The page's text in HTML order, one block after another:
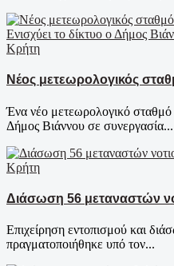
Κρήτη
Νέος μετεωρολογικός
Ένα νέο μετεωρολογικό
Δήμος Βιάννου σε συνεργασία...
Κρήτη
Διάσωση 56 μεταναστών
Επιχείρηση εντοπισμού και
πραγματοποιήθηκε υπό τον...